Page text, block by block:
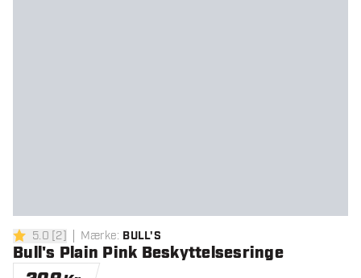
5 bedømmelsesstjerner
5.0 [2] Mærke: BULL'S
Bull's Plain Pink Beskyttelsesringe